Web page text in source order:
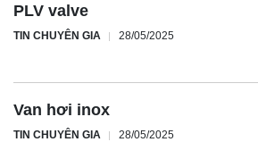
PLV valve
TIN CHUYÊN GIA 28/05/2025
Van hơi inox
TIN CHUYÊN GIA 28/05/2025